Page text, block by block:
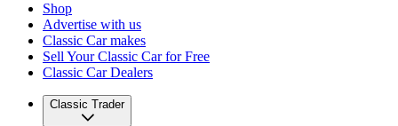
Shop
Advertise with us
Classic Car makes
Sell Your Classic Car for Free
Classic Car Dealers
Classic Trader